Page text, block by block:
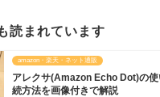
読まれています
amazon・楽天・ネット通販
アレクサ(Amazon Echo Dot)の
続方法を画像付きで解説